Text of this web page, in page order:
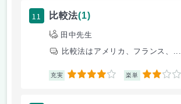
11 比較法(1)
田中先生
比較法はアメリカ、フランス、...
充実 4 楽単 2